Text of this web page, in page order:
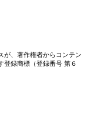
が、著作権者からコンテン
登録商標（登録番号 第６